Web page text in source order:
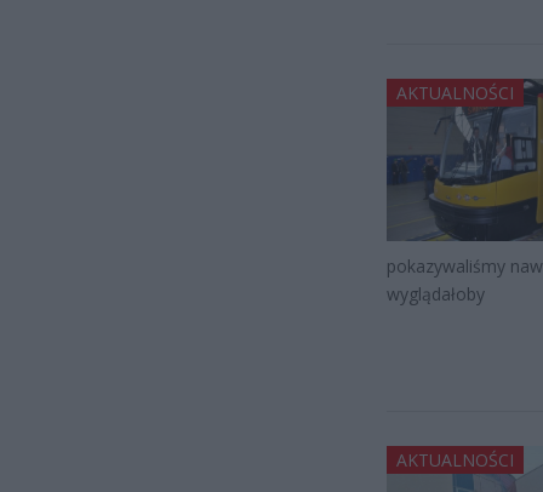
AKTUALNOŚCI
pokazywaliśmy
wyglądałoby
AKTUALNOŚCI